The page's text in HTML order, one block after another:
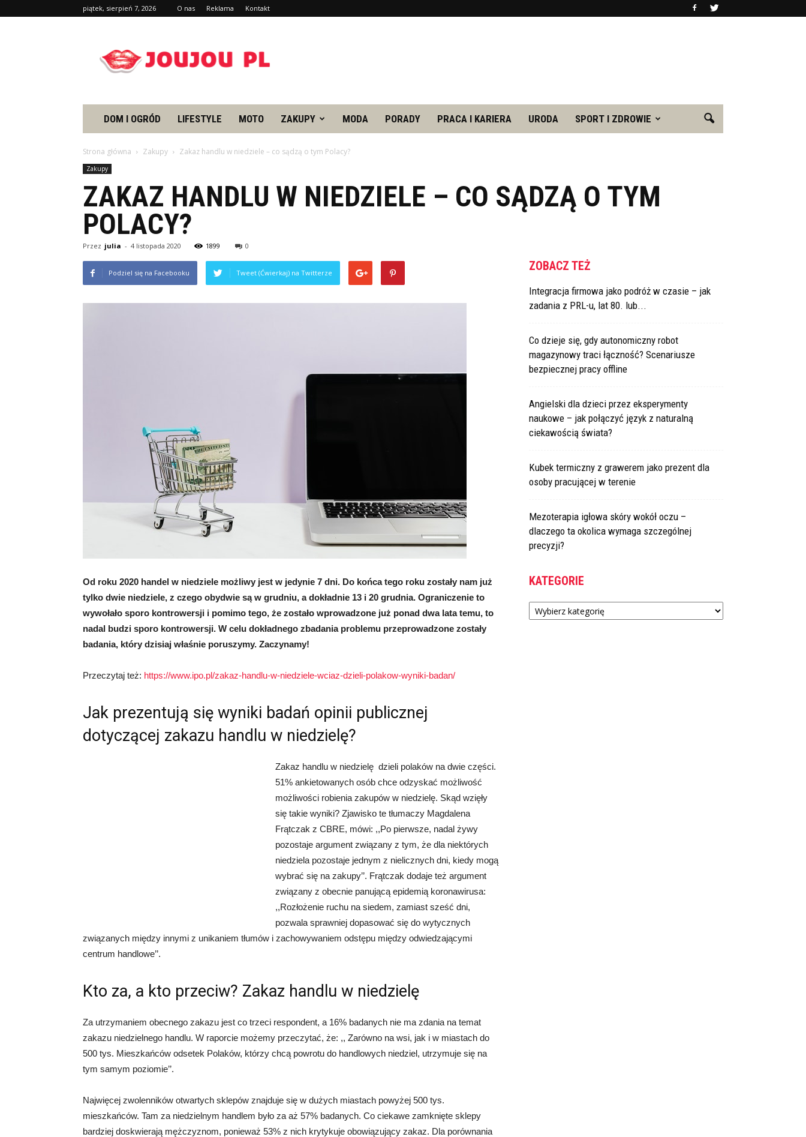
piątek, sierpień 7, 2026 O nas Reklama Kontakt
DOM I OGRÓD LIFESTYLE MOTO ZAKUPY MODA PORADY PRACA I KARIERA URODA SPORT I ZDROWIE
Strona główna Zakupy Zakaz handlu w niedziele – co sądzą o tym Polacy?
Zakupy
ZAKAZ HANDLU W NIEDZIELE – CO SĄDZĄ O TYM
POLACY?
Przez julia - 4 listopada 2020 1899 0
Podziel się na Facebooku Tweet (Ćwierkaj) na Twitterze
Od roku 2020 handel w niedziele możliwy jest w jedynie 7 dni. Do końca tego roku zostały nam już
tylko dwie niedziele, z czego obydwie są w grudniu, a dokładnie 13 i 20 grudnia. Ograniczenie to
wywołało sporo kontrowersji i pomimo tego, że zostało wprowadzone już ponad dwa lata temu, to
nadal budzi sporo kontrowersji. W celu dokładnego zbadania problemu przeprowadzone zostały
badania, który dzisiaj właśnie poruszymy. Zaczynamy!
Przeczytaj też: https://www.ipo.pl/zakaz-handlu-w-niedziele-wciaz-dzieli-polakow-wyniki-badan/
Jak prezentują się wyniki badań opinii publicznej
dotyczącej zakazu handlu w niedzielę?
Zakaz handlu w niedzielę dzieli polaków na dwie części.
51% ankietowanych osób chce odzyskać możliwość
możliwości robienia zakupów w niedzielę. Skąd wzięły
się takie wyniki? Zjawisko te tłumaczy Magdalena
Frątczak z CBRE, mówi: ,,Po pierwsze, nadal żywy
pozostaje argument związany z tym, że dla niektórych
niedziela pozostaje jednym z nielicznych dni, kiedy mogą
wybrać się na zakupy’’. Frątczak dodaje też argument
związany z obecnie panującą epidemią koronawirusa:
,,Rozłożenie ruchu na siedem, zamiast sześć dni,
pozwala sprawniej dopasować się do wytycznych
związanych między innymi z unikaniem tłumów i zachowywaniem odstępu między odwiedzającymi
centrum handlowe’’.
Kto za, a kto przeciw? Zakaz handlu w niedzielę
Za utrzymaniem obecnego zakazu jest co trzeci respondent, a 16% badanych nie ma zdania na temat
zakazu niedzielnego handlu. W raporcie możemy przeczytać, że: ,, Zarówno na wsi, jak i w miastach do
500 tys. Mieszkańców odsetek Polaków, którzy chcą powrotu do handlowych niedziel, utrzymuje się na
tym samym poziomie’’.
Najwięcej zwolenników otwartych sklepów znajduje się w dużych miastach powyżej 500 tys.
mieszkańców. Tam za niedzielnym handlem było za aż 57% badanych. Co ciekawe zamknięte sklepy
bardziej doskwierają mężczyznom, ponieważ 53% z nich krytykuje obowiązujący zakaz. Dla porównania
ZOBACZ TEŻ
Integracja firmowa jako podróż w czasie – jak
zadania z PRL-u, lat 80. lub...
Co dzieje się, gdy autonomiczny robot
magazynowy traci łączność? Scenariusze
bezpiecznej pracy offline
Angielski dla dzieci przez eksperymenty
naukowe – jak połączyć język z naturalną
ciekawością świata?
Kubek termiczny z grawerem jako prezent dla
osoby pracującej w terenie
Mezoterapia igłowa skóry wokół oczu –
dlaczego ta okolica wymaga szczególnej
precyzji?
KATEGORIE
Kategorie